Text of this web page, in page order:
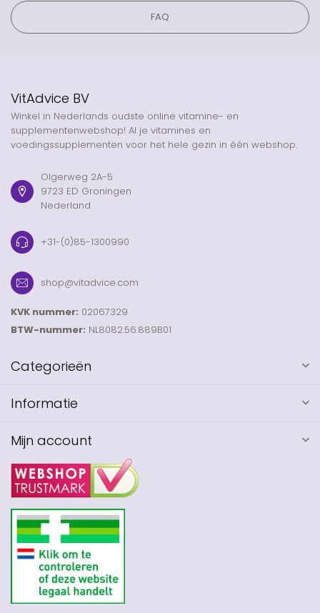
FAQ
VitAdvice BV
Winkel in Nederlands oudste online vitamine- en
supplementenwebshop! Al je vitamines en
voedingssupplementen voor het hele gezin in één webshop.
Olgerweg 2A-5
9723 ED Groningen
Nederland
+31-(0)85-1300990
shop@vitadvice.com
KVK nummer: 02067329
BTW-nummer: NL8082.56.889B01
Categorieën
Informatie
Mijn account